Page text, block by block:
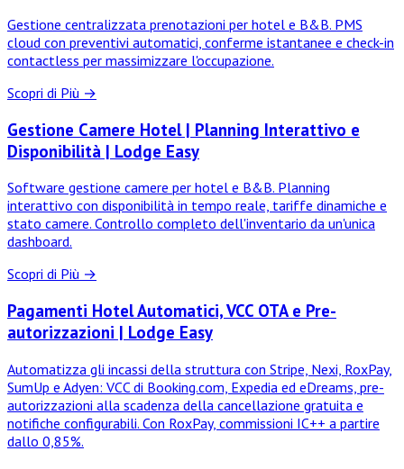
Gestione centralizzata prenotazioni per hotel e B&B. PMS
cloud con preventivi automatici, conferme istantanee e check-in
contactless per massimizzare l'occupazione.
Scopri di Più →
Gestione Camere Hotel | Planning Interattivo e
Disponibilità | Lodge Easy
Software gestione camere per hotel e B&B. Planning
interattivo con disponibilità in tempo reale, tariffe dinamiche e
stato camere. Controllo completo dell'inventario da un'unica
dashboard.
Scopri di Più →
Pagamenti Hotel Automatici, VCC OTA e Pre-
autorizzazioni | Lodge Easy
Automatizza gli incassi della struttura con Stripe, Nexi, RoxPay,
SumUp e Adyen: VCC di Booking.com, Expedia ed eDreams, pre-
autorizzazioni alla scadenza della cancellazione gratuita e
notifiche configurabili. Con RoxPay, commissioni IC++ a partire
dallo 0,85%.